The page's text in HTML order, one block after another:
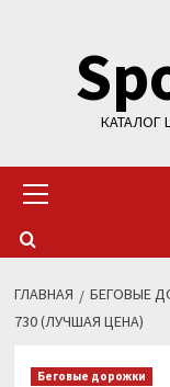
содержимому
КАТАЛОГ
меню
ГЛАВНАЯ БЕГОВЫЕ
730 (ЛУЧШАЯ ЦЕНА)
Беговые дорожки